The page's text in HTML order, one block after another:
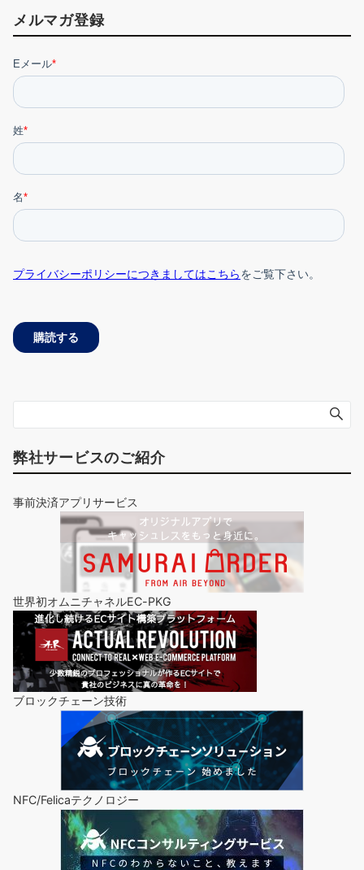
メルマガ登録
弊社サービスのご紹介
事前決済アプリサービス
世界初オムニチャネルEC-PKG
ブロックチェーン技術
NFC/Felicaテクノロジー